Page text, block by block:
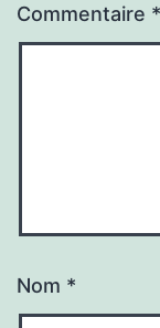
Commentaire *
Nom *